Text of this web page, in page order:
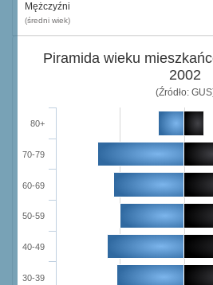
Mężczyźni
(średni wiek)
Piramida wieku
2002
(Źródło:
30-39
40-49
50-59
60-69
70-79
80+